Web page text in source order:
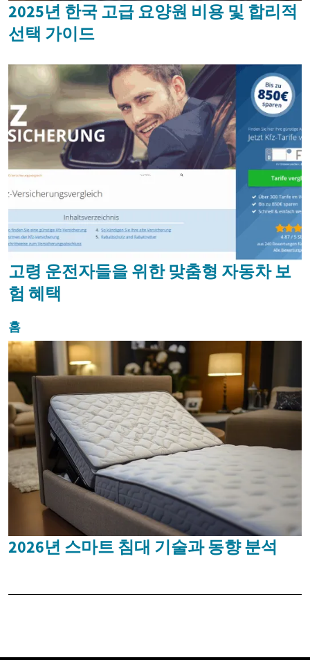
2025년 한국 고급 요양원 비용 및 합리적
선택 가이드
고령 운전자들을 위한 맞춤형 자동차 보
험 혜택
홈
2026년 스마트 침대 기술과 동향 분석